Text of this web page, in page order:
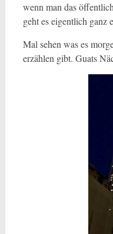
wenn man das
geht es eigentlich ganz
Mal sehen was es
erzählen gibt. Guats